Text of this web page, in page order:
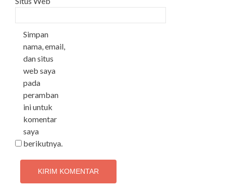
Simpan
nama, email,
dan situs
web saya
pada
peramban
ini untuk
komentar
saya
berikutnya.